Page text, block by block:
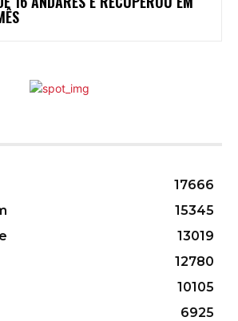
17666
15345
13019
12780
10105
6925